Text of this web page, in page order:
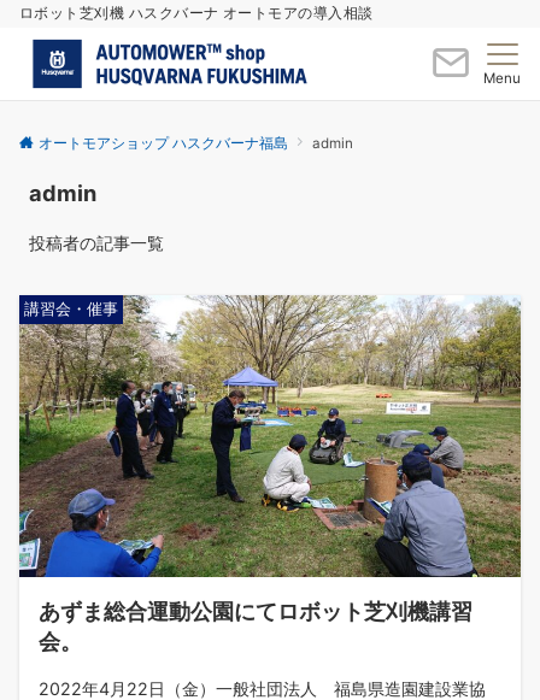
ロボット芝刈機 ハスクバーナ オートモアの導入相談
Menu
オートモアショップ ハスクバーナ福島 admin
admin
投稿者の記事一覧
講習会・催事
あずま総合運動公園にてロボット芝刈機講習
会。
2022年4月22日（金）一般社団法人 福島県造園建設業協